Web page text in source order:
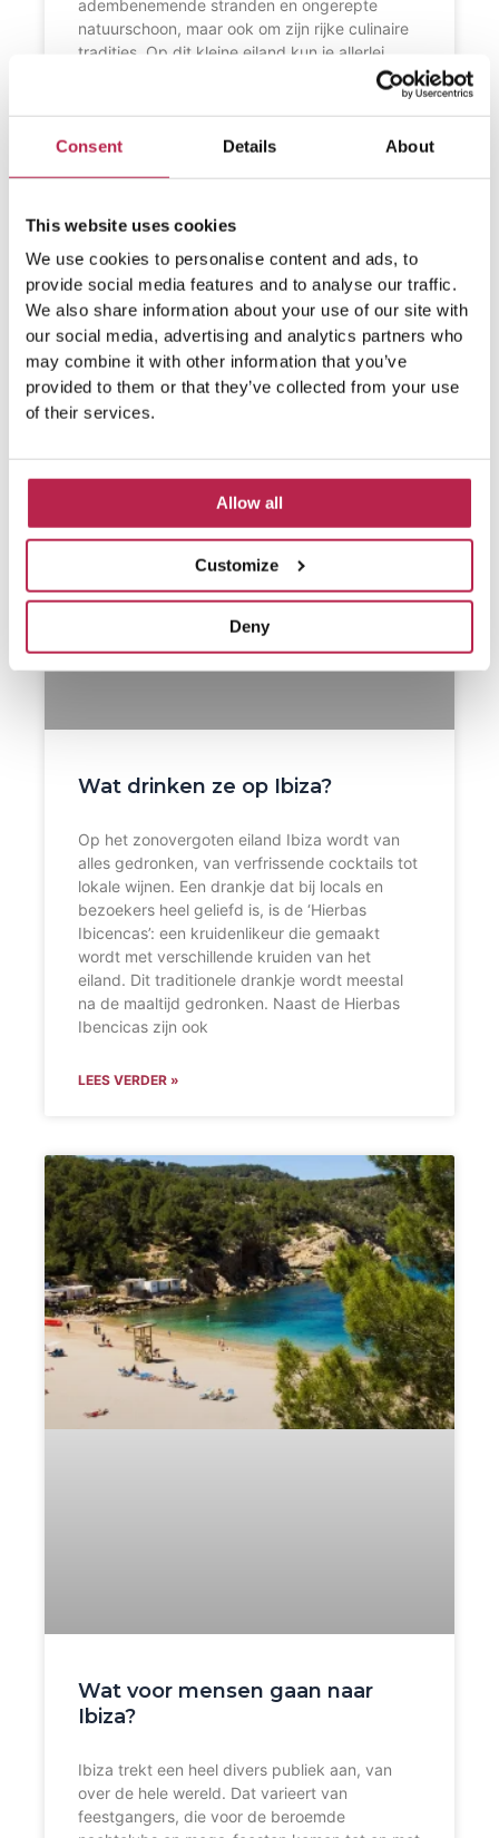
Consent Details About
This website uses cookies
We use cookies to personalise content and ads, to
provide social media features and to analyse our traffic.
We also share information about your use of our site with
our social media, advertising and analytics partners who
may combine it with other information that you’ve
provided to them or that they’ve collected from your use
of their services.
Allow all
Customize
Deny
adembenemende stranden en ongerepte
natuurschoon, maar ook om zijn rijke culinaire
tradities. Op dit kleine eiland kun je allerlei
heerlijke Mediterraanse gerechten eten, die
gambas, langostas (kreeften) en verschillende
LEES VERDER »
Wat drinken ze op Ibiza?
Op het zonovergoten eiland Ibiza wordt van
alles gedronken, van verfrissende cocktails tot
lokale wijnen. Een drankje dat bij locals en
bezoekers heel geliefd is, is de ‘Hierbas
Ibicencas’: een kruidenlikeur die gemaakt
wordt met verschillende kruiden van het
eiland. Dit traditionele drankje wordt meestal
na de maaltijd gedronken. Naast de Hierbas
Ibencicas zijn ook
LEES VERDER »
Wat voor mensen gaan naar
Ibiza?
Ibiza trekt een heel divers publiek aan, van
over de hele wereld. Dat varieert van
feestgangers, die voor de beroemde